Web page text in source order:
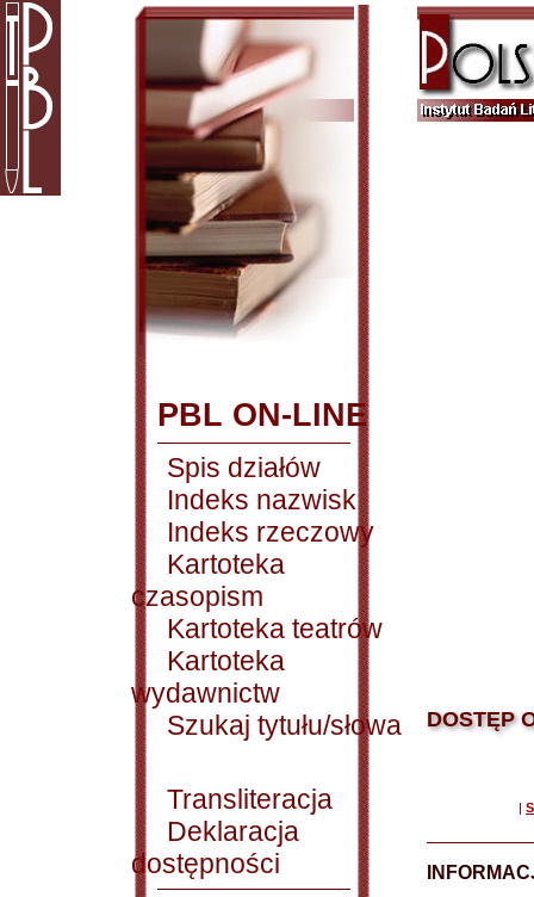
PBL ON-LINE
Spis działów
Indeks nazwisk
Indeks rzeczowy
Kartoteka
czasopism
Kartoteka teatrów
Kartoteka
wydawnictw
Szukaj tytułu/słowa
Transliteracja
Deklaracja
dostępności
DOSTĘP
|